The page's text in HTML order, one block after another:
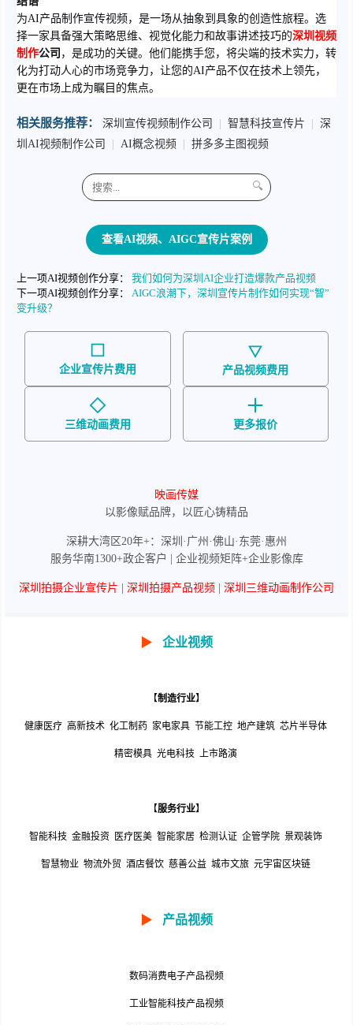
为AI产品制作宣传视频，是一场从抽象到具象的创造性旅程。选
择一家具备强大策略思维、视觉化能力和故事讲述技巧的深圳视频
制作公司 ，是成功的关键。他们能携手您，将尖端的技术实力，转
化为打动人心的市场竞争力，让您的AI产品不仅在技术上领先，
更在市场上成为瞩目的焦点。
相关服务推荐： 深圳宣传视频制作公司 智慧科技宣传片
深
圳AI视频制作公司
AI概念视频 拼多多主图视频
🔍
查看AI视频、AIGC宣传片案例
上一项AI视频创作分享： 我们如何为深圳AI企业打造爆款产品视频
下一项AI视频创作分享： AIGC浪潮下，深圳宣传片制作如何实现“智”
变升级？
企业宣传片费用 产品视频费用
三维动画费用 更多报价
映画传媒
以影像赋品牌，以匠心铸精品
深耕大湾区20年+：深圳·广州·佛山·东莞·惠州
服务华南1300+政企客户 | 企业视频矩阵+企业影像库
深圳拍摄企业宣传片 深圳拍摄产品视频 深圳三维动画制作公司
▶ 企业视频
【制造行业】
健康医疗 高新技术 化工制药 家电家具 节能工控 地产建筑 芯片半导体
精密模具 光电科技 上市路演
【服务行业】
智能科技 金融投资 医疗医美 智能家居 检测认证 企管学院 景观装饰
智慧物业 物流外贸 酒店餐饮 慈善公益 城市文旅 元宇宙区块链
▶ 产品视频
数码消费电子产品视频
工业智能科技产品视频